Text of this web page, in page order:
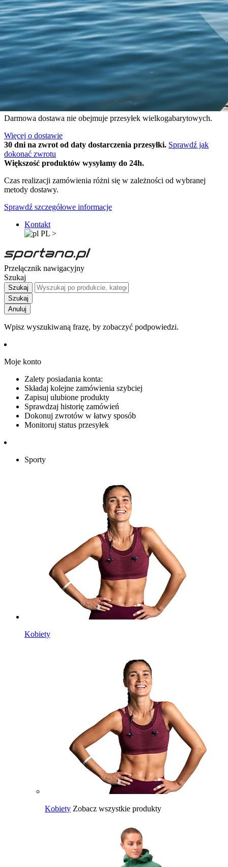
Wyszukaj po produkcie, kategorii lub marce
Dostawa od 0 zł
30 dni na zwrot
Wysyłka w 24h
Sportano Club
4.9Opineo
Darmowa dostawa dla zamówień o wartości powyżej 299 zł.
Darmowa dostawa nie obejmuje przesyłek wielkogabarytowych.
Więcej o dostawie
30 dni na zwrot od daty dostarczenia przesyłki. Sprawdź jak
dokonać zwrotu
Większość produktów wysyłamy do 24h.
Czas realizacji zamówienia różni się w zależności od wybranej
metody dostawy.
Sprawdź szczegółowe informacje
Kontakt
PL >
Przełącznik nawigacyjny
Szukaj
Szukaj
Szukaj
Anuluj
Wpisz wyszukiwaną frazę, by zobaczyć podpowiedzi.
Moje konto
Zalety posiadania konta:
Składaj kolejne zamówienia szybciej
Zapisuj ulubione produkty
Sprawdzaj historię zamówień
Dokonuj zwrotów w łatwy sposób
Monitoruj status przesyłek
Sporty
Kobiety
Kobiety Zobacz wszystkie produkty